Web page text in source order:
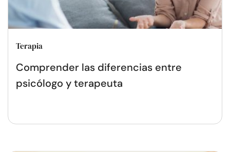
Terapia
Comprender las diferencias entre
psicólogo y terapeuta